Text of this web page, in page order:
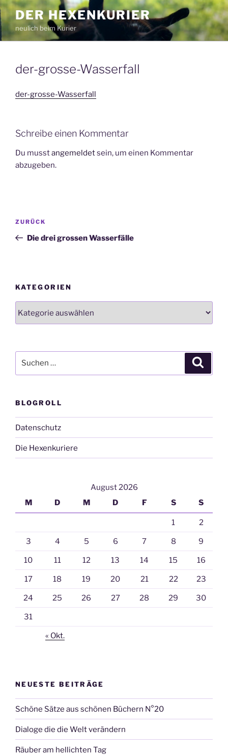
Zum
Inhalt
springen
DER HEXENKURIER
neulich beim Kurier
der-grosse-Wasserfall
der-grosse-Wasserfall
Schreibe einen Kommentar
Du musstangemeldetsein, um einen Kommentar
abzugeben.
Beitragsnavigation
Vorheriger
Beitrag
ZURÜCK
Die drei grossen Wasserfälle
KATEGORIEN
nach:
BLOGROLL
Datenschutz
Die Hexenkuriere
August 2026
M
D M D F S S
1 2
3 4 5 6 7 8 9
10 11 12 13 14 15 16
17 18 19 20 21 22 23
24 25 26 27 28 29 30
31
« Okt.
NEUESTE BEITRÄGE
Schöne Sätze aus schönen Büchern N°20
Dialoge die die Welt verändern
Räuber am hellichten Tag